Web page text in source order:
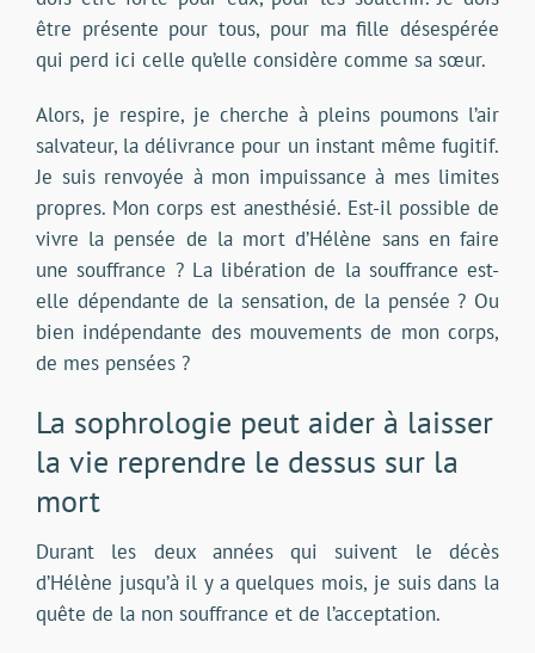
être présente pour tous, pour ma fille désespérée
qui perd ici celle qu’elle considère comme sa sœur.
Alors, je respire, je cherche à pleins poumons l’air
salvateur, la délivrance pour un instant même fugitif.
Je suis renvoyée à mon impuissance à mes limites
propres. Mon corps est anesthésié. Est-il possible de
vivre la pensée de la mort d’Hélène sans en faire
une souffrance ? La libération de la souffrance est-
elle dépendante de la sensation, de la pensée ? Ou
bien indépendante des mouvements de mon corps,
de mes pensées ?
La sophrologie peut aider à laisser
la vie reprendre le dessus sur la
mort
Durant les deux années qui suivent le décès
d’Hélène jusqu’à il y a quelques mois, je suis dans la
quête de la non souffrance et de l’acceptation.